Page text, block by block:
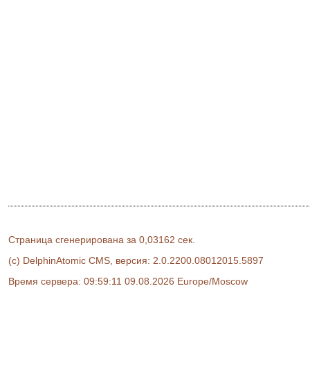
Страница сгенерирована за 0,03162 сек.
(c) DelphinAtomic CMS, версия: 2.0.2200.08012015.5897
Время сервера: 09:59:11 09.08.2026 Europe/Moscow